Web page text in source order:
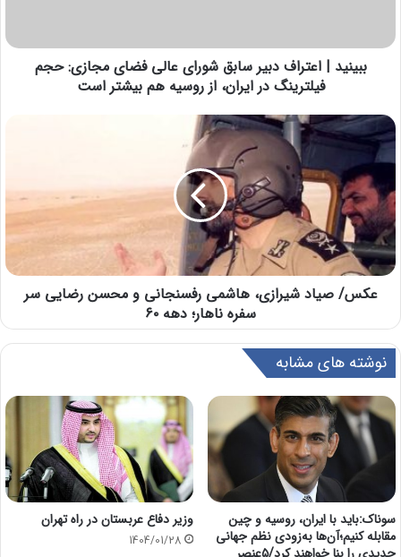
ببینید | اعتراف دبیر سابق شورای عالی فضای مجازی: حجم
فیلترینگ در ایران، از روسیه هم بیشتر است
عکس/ صیاد شیرازی، هاشمی رفسنجانی و محسن رضایی سر
سفره ناهار؛ دهه ۶۰
نوشته های مشابه
سوناک:باید با ایران، روسیه و چین
مقابله کنیم؛آن‌ها به‌زودی نظم جهانی
وزیر دفاع عربستان در راه تهران
1404/01/28